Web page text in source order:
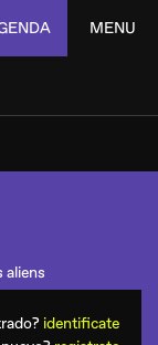
MENU
aliens
identificate